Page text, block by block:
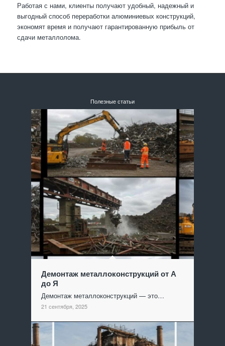
Работая с нами, клиенты получают удобный, надежный и
выгодный способ переработки алюминиевых конструкций,
экономят время и получают гарантированную прибыль от
сдачи металлолома.
Полезные статьи
Демонтаж металлоконструкций от А
до Я
Демонтаж металлоконструкций — это…
21 сентября, 2025